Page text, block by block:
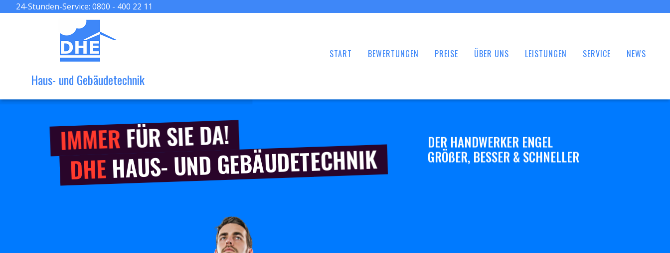
24-Stunden-Service: 0800 - 400 22 11
Haus- und Gebäudetechnik
START BEWERTUNGEN PREISE ÜBER UNS LEISTUNGEN SERVICE NEWS
IMMERFÜR SIE DA!
DHEHAUS- UND GEBÄUDETECHNIK
DER HANDWERKER ENGEL
GRÖßER, BESSER & SCHNELLER